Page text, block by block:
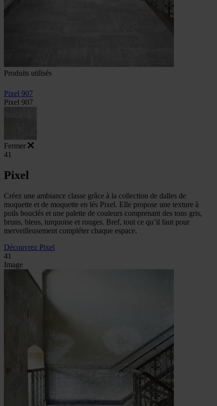
Produits utilisés
Pixel 907
Pixel 907
Fermer
41
Pixel
Créez une ambiance classe grâce à la collection de dalles de
moquette et de moquette en lés Pixel. Elle propose une texture à
poils bouclés et une palette de couleurs comprenant des tons gris,
bruns, bleus, turquoise et rouges. Bref, tout ce qu’il faut pour
merveilleusement compléter chaque espace.
Découvrez Pixel
41
Image